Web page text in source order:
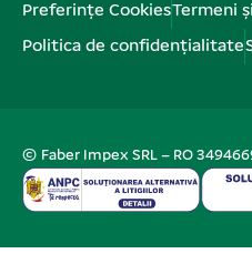
Preferințe CookiesTermeni
Politica de confidențialitate
© Faber Impex SRL – RO